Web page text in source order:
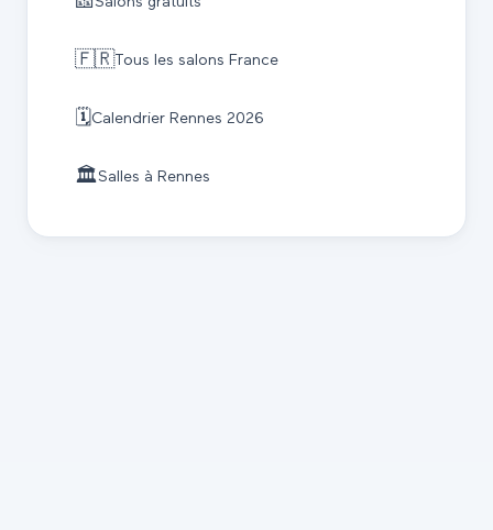
🇫🇷Tous les salons France
🗓️Calendrier Rennes 2026
🏛️Salles à Rennes